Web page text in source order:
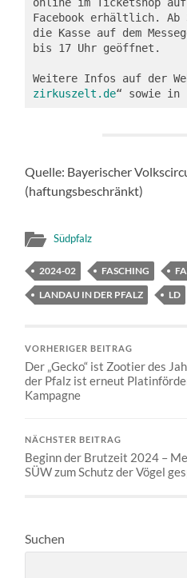
Facebook erhältlich.
die Kasse auf dem
bis 17 Uhr geöffnet.
Weitere Infos auf der
zirkuszelt.de“ sowie in
Quelle: Bayerischer
(haftungsbeschränkt)
Südpfalz
2024-02 FASCHING
LANDAU IN DER PFALZ
LD
VORHERIGER BEITRAG
Der „Gecko“ ist Zootier des
der Pfalz ist erneut
Kampagne
NÄCHSTER BEITRAG
Beginn der Brutzeit 2024 –
SÜW zum Schutz der Vögel
Suchen